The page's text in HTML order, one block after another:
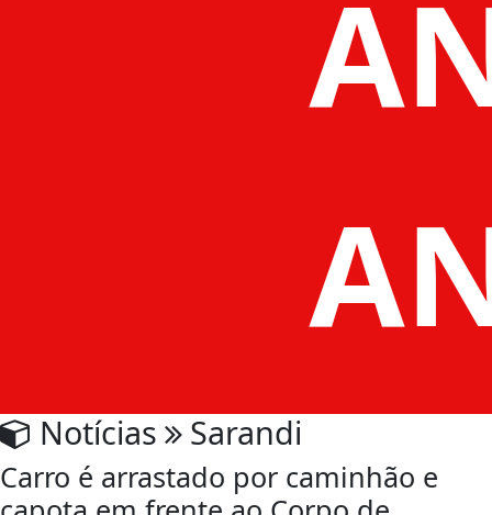
Notícias Sarandi
Carro é arrastado por caminhão e